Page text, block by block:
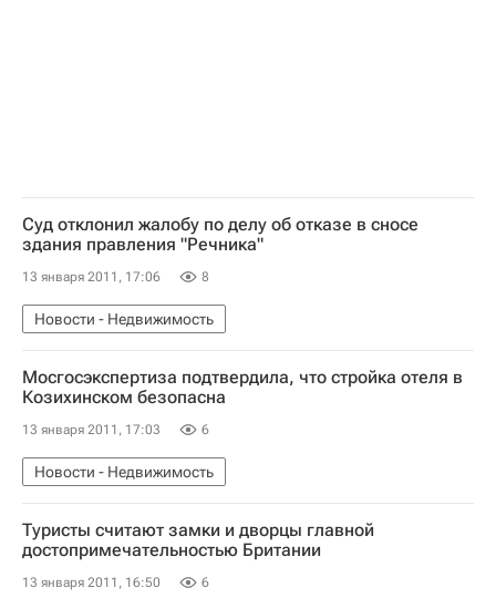
Суд отклонил жалобу по делу об отказе в сносе
здания правления "Речника"
13 января 2011, 17:06 8
Новости - Недвижимость
Мосгосэкспертиза подтвердила, что стройка отеля в
Козихинском безопасна
13 января 2011, 17:03 6
Новости - Недвижимость
Туристы считают замки и дворцы главной
достопримечательностью Британии
13 января 2011, 16:50 6